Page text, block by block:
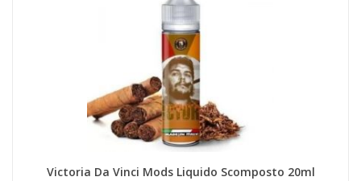
Victoria Da Vinci Mods Liquido Scomposto 20ml